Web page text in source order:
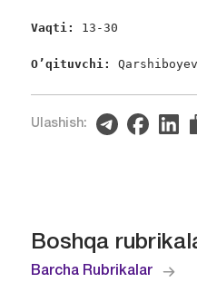
Vaqti: 13-30
O’qituvchi:
Ulashish:
Boshqa
Barcha Rubrikalar